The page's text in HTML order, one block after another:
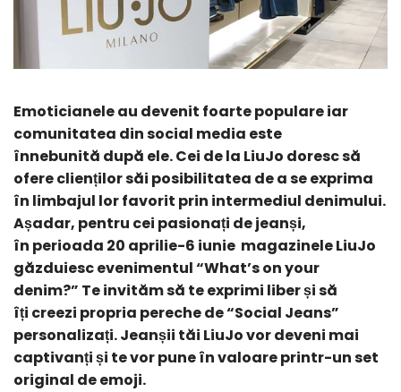
Emoticianele au devenit foarte populare iar
comunitatea din social media este
înnebunită după ele. Cei de la LiuJo doresc să
ofere clienților săi posibilitatea de a se exprima
în limbajul lor favorit prin intermediul denimului.
Așadar, pentru cei pasionați de jeanși,
în perioada 20 aprilie-6 iunie magazinele LiuJo
găzduiesc evenimentul “What’s on your
denim?” Te invităm să te exprimi liber și să
îți creezi propria pereche de “Social Jeans”
personalizați. Jeanșii tăi LiuJo vor deveni mai
captivanți și te vor pune în valoare printr-un set
original de emoji.